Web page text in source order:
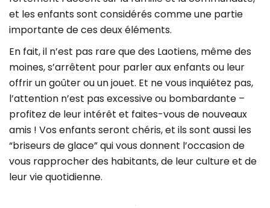
et les enfants sont considérés comme une partie
importante de ces deux éléments.
En fait, il n’est pas rare que des Laotiens, même des
moines, s’arrêtent pour parler aux enfants ou leur
offrir un goûter ou un jouet. Et ne vous inquiétez pas,
l’attention n’est pas excessive ou bombardante –
profitez de leur intérêt et faites-vous de nouveaux
amis ! Vos enfants seront chéris, et ils sont aussi les
“briseurs de glace” qui vous donnent l’occasion de
vous rapprocher des habitants, de leur culture et de
leur vie quotidienne.